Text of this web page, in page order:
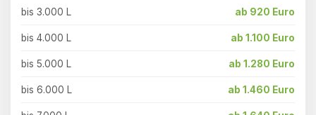
bis 3.000 L ab 920 Euro
bis 4.000 L ab 1.100 Euro
bis 5.000 L ab 1.280 Euro
bis 6.000 L ab 1.460 Euro